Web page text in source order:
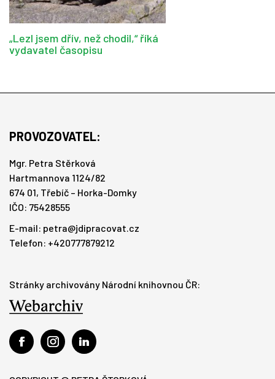
„Lezl jsem dřív, než chodil,“ říká
vydavatel časopisu
PROVOZOVATEL:
Mgr. Petra Stěrková
Hartmannova 1124/82
674 01, Třebíč – Horka-Domky
IČO: 75428555
E-mail: petra@jdipracovat.cz
Telefon: +420777879212
Stránky archivovány Národní knihovnou ČR: